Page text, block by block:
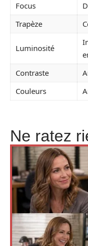
Focus
Trapèze
Luminosité
Contraste
Couleurs
Ne ratez